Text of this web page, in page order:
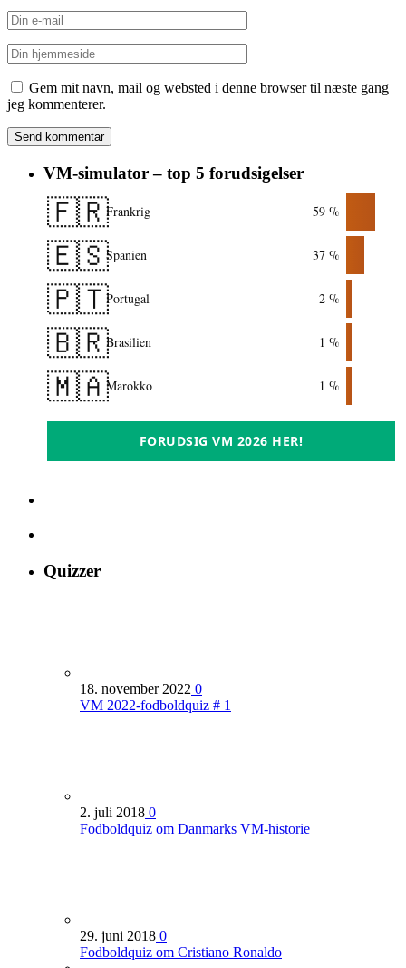
Gem mit navn, mail og websted i denne browser til næste gang
jeg kommenterer.
VM-simulator – top 5 forudsigelser
🇫🇷Frankrig 59 %
🇪🇸Spanien 37 %
🇵🇹Portugal 2 %
🇧🇷Brasilien 1 %
🇲🇦Marokko 1 %
FORUDSIG VM 2026 HER!
Quizzer
18. november 2022 0
VM 2022-fodboldquiz # 1
2. juli 2018 0
Fodboldquiz om Danmarks VM-historie
29. juni 2018 0
Fodboldquiz om Cristiano Ronaldo